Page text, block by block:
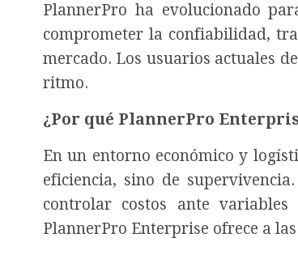
PlannerPro ha evolucionado
comprometer la confiabilidad,
mercado. Los usuarios actuales
ritmo.
¿Por qué PlannerPro
En un entorno económico y
eficiencia, sino de
controlar costos ante
PlannerPro Enterprise ofrece a